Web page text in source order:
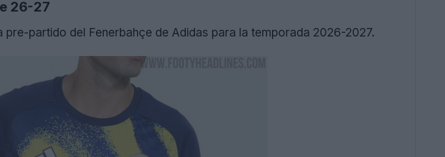
26-27
pre-partido del Fenerbahçe de Adidas para la temporada 2026-2027.